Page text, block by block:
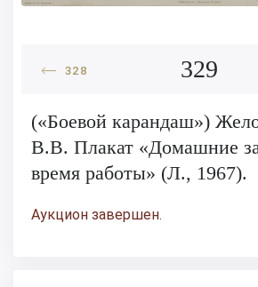
328 329
(«Боевой карандаш»)
В.В. Плакат «Домашние
время работы» (Л., 1967).
Аукцион завершен.